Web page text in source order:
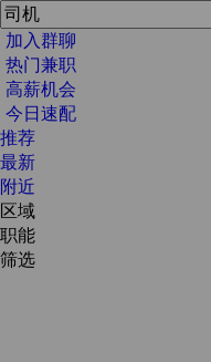
加入群聊
热门兼职
高薪机会
今日速配
推荐
最新
附近
区域
职能
筛选